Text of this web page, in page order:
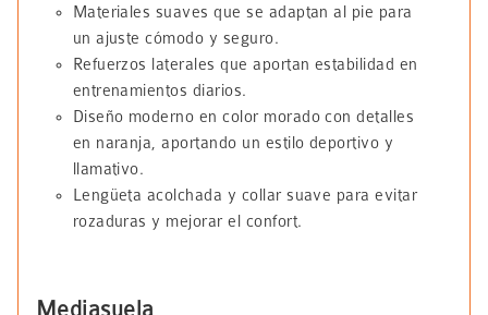
Materiales suaves que se adaptan al pie para
un ajuste cómodo y seguro.
Refuerzos laterales que aportan estabilidad en
entrenamientos diarios.
Diseño moderno en color morado con detalles
en naranja, aportando un estilo deportivo y
llamativo.
Lengüeta acolchada y collar suave para evitar
rozaduras y mejorar el confort.
Mediasuela